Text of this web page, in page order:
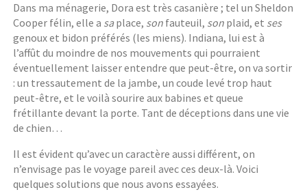
Dans ma ménagerie, Dora est très casanière ; tel un Sheldon
Cooper félin, elle a saplace, son fauteuil, son plaid, et ses
genoux et bidon préférés (les miens). Indiana, lui est à
l’affût du moindre de nos mouvements qui pourraient
éventuellement laisser entendre que peut-être, on va sortir
: un tressautement de la jambe, un coude levé trop haut
peut-être, et le voilà sourire aux babines et queue
frétillante devant la porte. Tant de déceptions dans une vie
de chien…
Il est évident qu’avec un caractère aussi différent, on
n’envisage pas le voyage pareil avec ces deux-là. Voici
quelques solutions que nous avons essayées.